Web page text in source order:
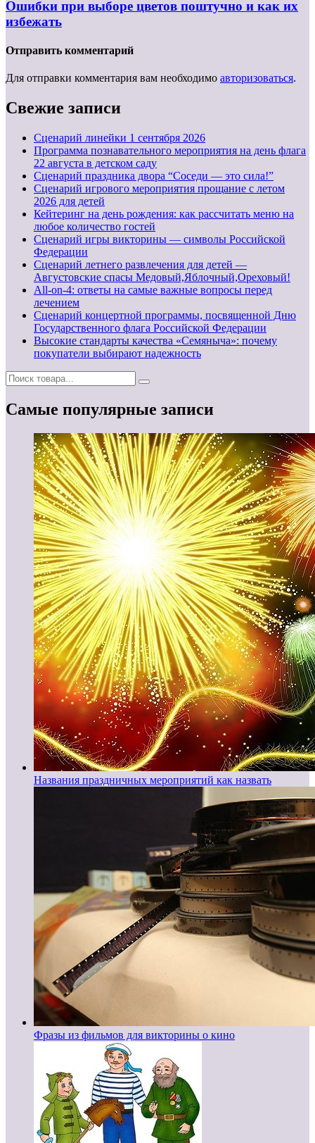
Ошибки при выборе цветов поштучно и как их
избежать
Отправить комментарий
Для отправки комментария вам необходимо авторизоваться.
Свежие записи
Cценарий линейки 1 сентября 2026
Программа познавательного мероприятия на день флага
22 августа в детском саду
Сценарий праздника двора “Соседи — это сила!”
Сценарий игрового мероприятия прощание с летом
2026 для детей
Кейтеринг на день рождения: как рассчитать меню на
любое количество гостей
Сценарий игры викторины — символы Российской
Федерации
Сценарий летнего развлечения для детей —
Августовские спасы Медовый,Яблочный,Ореховый!
All-on-4: ответы на самые важные вопросы перед
лечением
Сценарий концертной программы, посвященной Дню
Государственного флага Российской Федерации
Высокие стандарты качества «Семяныча»: почему
покупатели выбирают надежность
Самые популярные записи
Названия праздничных мероприятий как назвать
Фразы из фильмов для викторины о кино